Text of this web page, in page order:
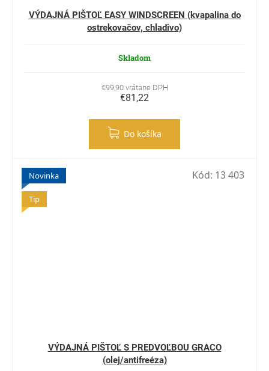
VÝDAJNÁ PIŠTOĽ EASY WINDSCREEN (kvapalina do
ostrekovačov, chladivo)
Skladom
€99,90 vrátane DPH
€81,22
Do košíka
Novinka
Tip
VÝDAJNÁ PIŠTOĽ S PREDVOĽBOU GRACO
(olej/antifreéza)
Kód: 13 403